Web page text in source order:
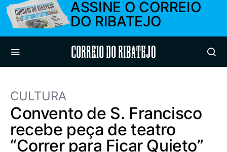
ASSINE O CORREIO
DO RIBATEJO
Correio do Ribatejo
CULTURA
Convento de S. Francisco
recebe peça de teatro
“Correr para Ficar Quieto”